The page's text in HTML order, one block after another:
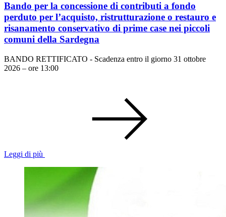
Bando per la concessione di contributi a fondo
perduto per l’acquisto, ristrutturazione o restauro e
risanamento conservativo di prime case nei piccoli
comuni della Sardegna
BANDO RETTIFICATO - Scadenza entro il giorno 31 ottobre
2026 – ore 13:00
Leggi di più